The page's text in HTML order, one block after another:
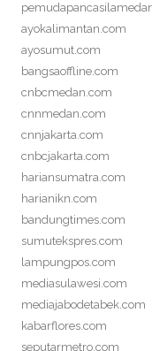
ayokalimantan.com
ayosumut.com
bangsaoffline.com
cnbcmedan.com
cnnmedan.com
cnnjakarta.com
cnbcjakarta.com
hariansumatra.com
harianikn.com
bandungtimes.com
sumutekspres.com
lampungpos.com
mediasulawesi.com
mediajabodetabek.com
kabarflores.com
seputarmetro.com